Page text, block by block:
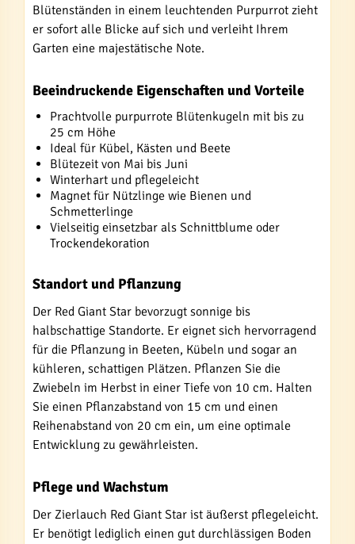
Blütenständen in einem leuchtenden Purpurrot zieht
er sofort alle Blicke auf sich und verleiht Ihrem
Garten eine majestätische Note.
Beeindruckende Eigenschaften und Vorteile
Prachtvolle purpurrote Blütenkugeln mit bis zu
25 cm Höhe
Ideal für Kübel, Kästen und Beete
Blütezeit von Mai bis Juni
Winterhart und pflegeleicht
Magnet für Nützlinge wie Bienen und
Schmetterlinge
Vielseitig einsetzbar als Schnittblume oder
Trockendekoration
Standort und Pflanzung
Der Red Giant Star bevorzugt sonnige bis
halbschattige Standorte. Er eignet sich hervorragend
für die Pflanzung in Beeten, Kübeln und sogar an
kühleren, schattigen Plätzen. Pflanzen Sie die
Zwiebeln im Herbst in einer Tiefe von 10 cm. Halten
Sie einen Pflanzabstand von 15 cm und einen
Reihenabstand von 20 cm ein, um eine optimale
Entwicklung zu gewährleisten.
Pflege und Wachstum
Der Zierlauch Red Giant Star ist äußerst pflegeleicht.
Er benötigt lediglich einen gut durchlässigen Boden